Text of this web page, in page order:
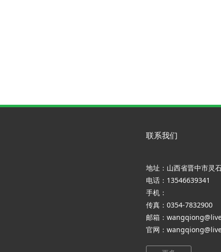
联系我们
地址：山西省晋中市灵
电话：13546639341
手机：
传真：0354-7832900
邮箱：
官网：